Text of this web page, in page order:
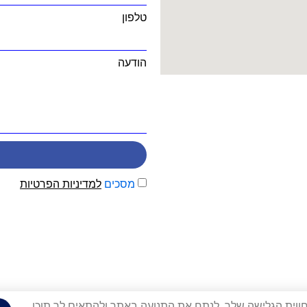
טלפון
הודעה
מסכים למדיניות הפרטיות